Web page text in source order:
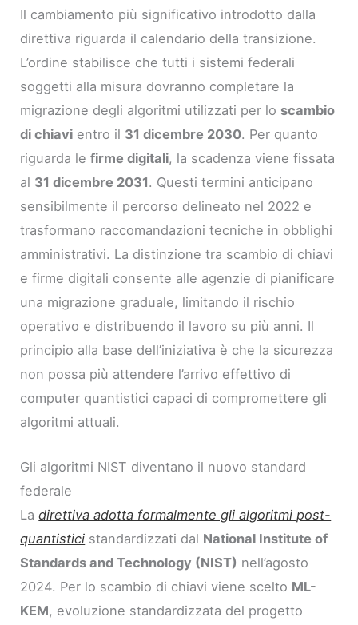
Il cambiamento più significativo introdotto dalla
direttiva riguarda il calendario della transizione.
L’ordine stabilisce che tutti i sistemi federali
soggetti alla misura dovranno completare la
migrazione degli algoritmi utilizzati per lo scambio
di chiavi entro il 31 dicembre 2030. Per quanto
riguarda lefirme digitali, la scadenza viene fissata
al 31 dicembre 2031. Questi termini anticipano
sensibilmente il percorso delineato nel 2022 e
trasformano raccomandazioni tecniche in obblighi
amministrativi. La distinzione tra scambio di chiavi
e firme digitali consente alle agenzie di pianificare
una migrazione graduale, limitando il rischio
operativo e distribuendo il lavoro su più anni. Il
principio alla base dell’iniziativa è che la sicurezza
non possa più attendere l’arrivo effettivo di
computer quantistici capaci di compromettere gli
algoritmi attuali.
Gli algoritmi NIST diventano il nuovo standard
federale
Ladirettiva adotta formalmente gli algoritmi post-
quantistici standardizzati dal National Institute of
Standards and Technology (NIST) nell’agosto
2024. Per lo scambio di chiavi viene scelto ML-
KEM, evoluzione standardizzata del progetto